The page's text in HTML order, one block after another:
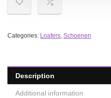
Categories: Loafers, Schoenen
Description
Additional information